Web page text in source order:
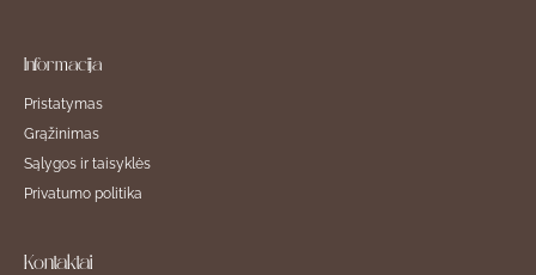
Informacija
Pristatymas
Grąžinimas
Sąlygos ir taisyklės
Privatumo politika
Kontaktai